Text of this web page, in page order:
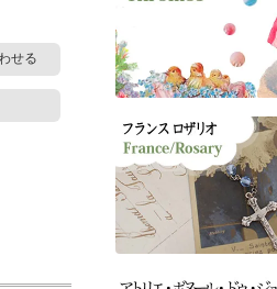
せる